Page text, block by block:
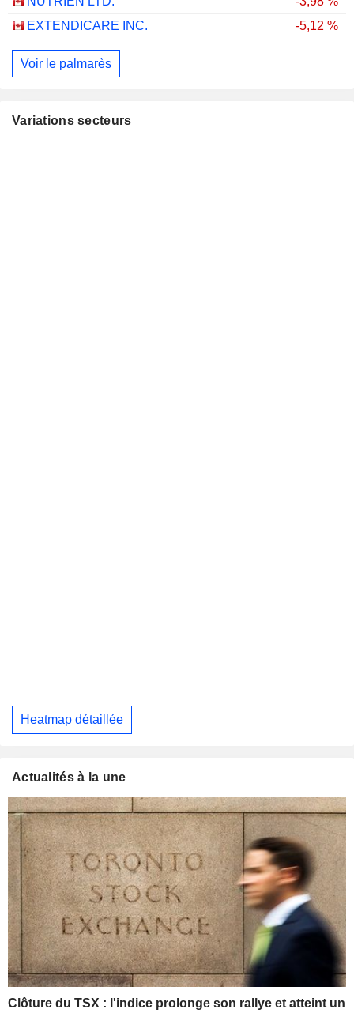
EXTENDICARE INC.
-5,12 %
Voir le palmarès
Variations secteurs
Heatmap détaillée
Actualités à la une
Clôture du TSX : l'indice prolonge son rallye et atteint un